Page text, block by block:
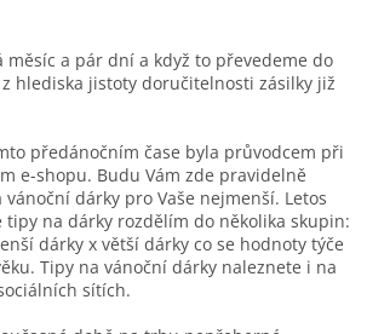
měsíc a pár dní a když to převedeme do
hlediska jistoty doručitelnosti zásilky již
předánočním čase byla průvodcem při
e-shopu. Budu Vám zde pravidelně
dárky pro Vaše nejmenší. Letos
tipy na dárky rozdělím do několika skupin:
dárky x větší dárky co se hodnoty týče
Tipy na vánoční dárky naleznete i na
sítích.